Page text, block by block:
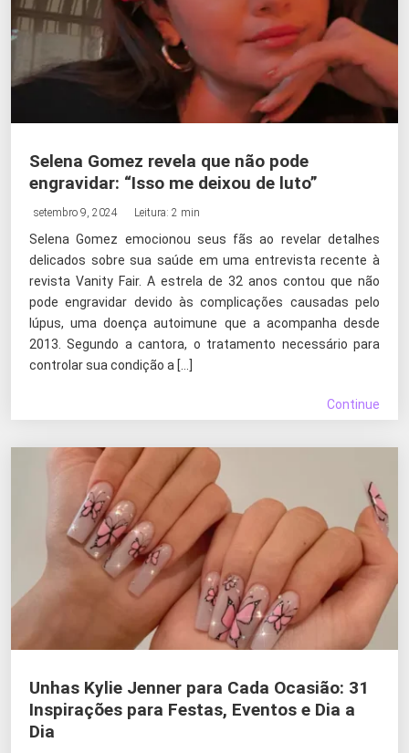
Selena Gomez revela que não pode
engravidar: “Isso me deixou de luto”
setembro 9, 2024 Leitura: 2 min
Selena Gomez emocionou seus fãs ao revelar detalhes
delicados sobre sua saúde em uma entrevista recente à
revista Vanity Fair. A estrela de 32 anos contou que não
pode engravidar devido às complicações causadas pelo
lúpus, uma doença autoimune que a acompanha desde
2013. Segundo a cantora, o tratamento necessário para
controlar sua condição a […]
Continue
Unhas Kylie Jenner para Cada Ocasião: 31
Inspirações para Festas, Eventos e Dia a
Dia